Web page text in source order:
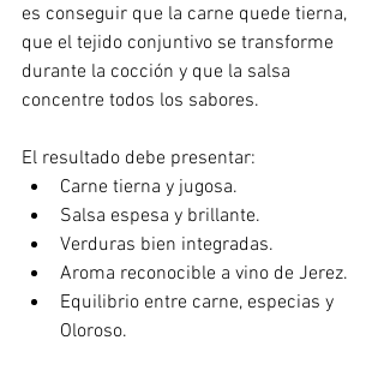
es conseguir que la carne quede tierna,
que el tejido conjuntivo se transforme
durante la cocción y que la salsa
concentre todos los sabores.
El resultado debe presentar:
Carne tierna y jugosa.
Salsa espesa y brillante.
Verduras bien integradas.
Aroma reconocible a vino de Jerez.
Equilibrio entre carne, especias y
Oloroso.